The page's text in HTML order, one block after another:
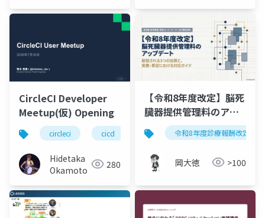
CircleCI Developer
Meetup(仮) Opening
circleci cicd
Hidetaka
Okamoto
280
【令和8年度改定】脳死
臓器提供管理料のアッ
プデート｜新設される3
つの加算と実務対応
令和8年度診療報酬改定
岡大徳 >100